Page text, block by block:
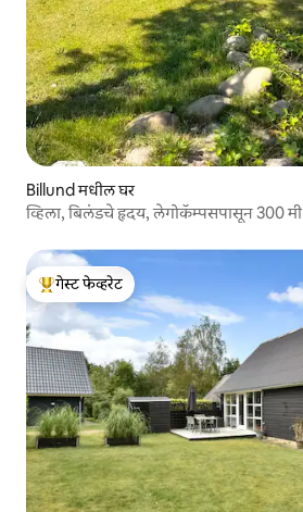
Billund मधील घर
व्हिला, बिलंडचे हृदय, लेगोकॅम्पसपासून 300 मी
टॉप गेस्ट फेव्हरेट
गेस्ट फेव्हरेट